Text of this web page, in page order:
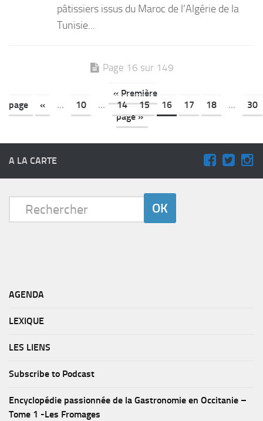
pâtissiers issus du Maroc de l’Algérie de la
Tunisie...
Page 16 sur 149
« Première
page
« ... 10 ... 14 15 16 17 18 ...
30
page »
A LA CARTE
AGENDA
LEXIQUE
LES LIENS
Subscribe to Podcast
Encyclopédie passionnée de la Gastronomie en Occitanie –
Tome 1 -Les Fromages